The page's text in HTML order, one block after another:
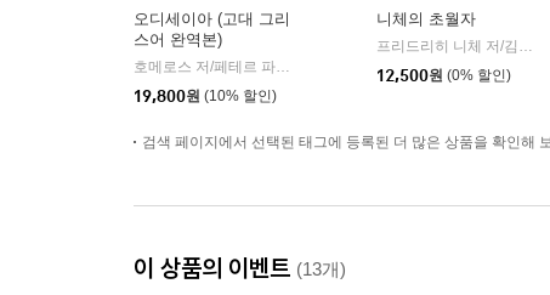
오디세이아 (고대 그리
스어 완역본)
| 현대지성
19,800원 (10% 할인)
니체의 초월자
12,500원 (0% 할인)
검색 페이지에서 선택된 태그에 등록된 더 많은 상품을 확인해
이 상품의 이벤트 (13개)